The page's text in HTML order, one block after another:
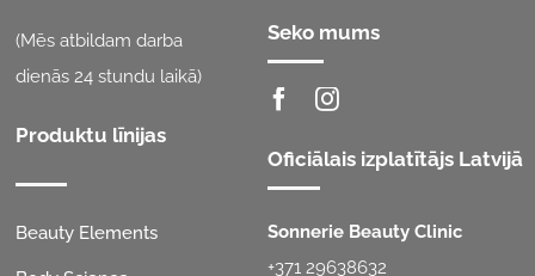
(Mēs atbildam darba
dienās 24 stundu laikā)
Produktu līnijas
Beauty Elements
Seko mums
Oficiālais izplatītājs Latvijā
Sonnerie Beauty Clinic
+371 29638632